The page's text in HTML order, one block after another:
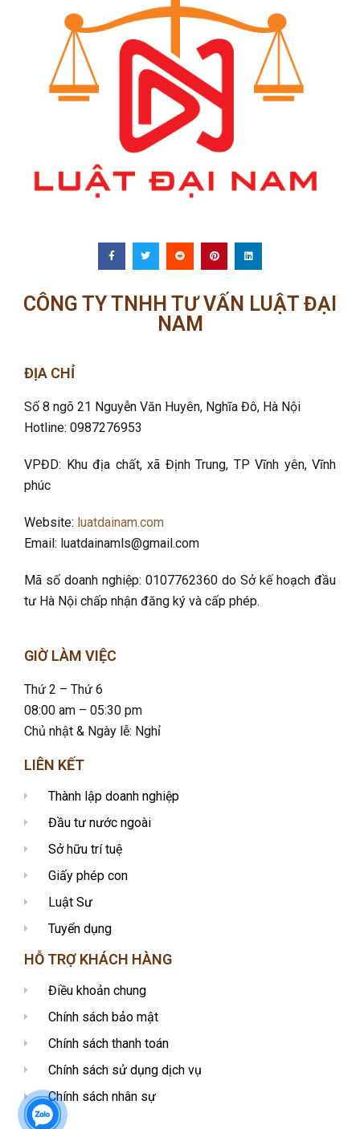
CÔNG TY TNHH TƯ VẤN LUẬT ĐẠI
NAM
ĐỊA CHỈ
Số 8 ngõ 21 Nguyễn Văn Huyên, Nghĩa Đô, Hà Nội
Hotline: 0987276953
VPĐD: Khu địa chất, xã Định Trung, TP Vĩnh yên, Vĩnh
phúc
Website: luatdainam.com
Email: luatdainamls@gmail.com
Mã số doanh nghiệp: 0107762360 do Sở kế hoạch đầu
tư Hà Nội chấp nhận đăng ký và cấp phép.
GIỜ LÀM VIỆC
Thứ 2 – Thứ 6
08:00 am – 05:30 pm
Chủ nhật & Ngày lễ: Nghỉ
LIÊN KẾT
Thành lập doanh nghiệp
Đầu tư nước ngoài
Sở hữu trí tuệ
Giấy phép con
Luật Sư
Tuyển dụng
HỖ TRỢ KHÁCH HÀNG
Điều khoản chung
Chính sách bảo mật
Chính sách thanh toán
Chính sách sử dụng dịch vụ
Chính sách nhân sự